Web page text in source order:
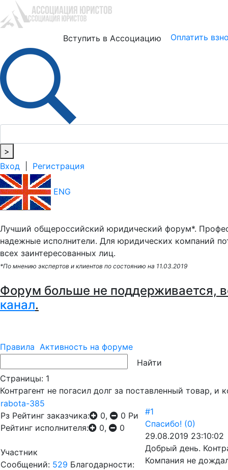
Вступить в Ассоциацию Оплатить
>
Вход
Регистрация
ENG
Лучший общероссийский юридический форум*.
надежные исполнители. Для юридических компаний
всех заинтересованных лиц.
*По мнению экспертов и клиентов по состоянию на 11.03.2019
Форум больше не поддерживается,
канал.
Правила Активность на форуме
Страницы: 1
Контрагент не погасил долг за поставленный товар,
rabota-385
Рз Рейтинг заказчика: 0, 0 Ри
Рейтинг исполнителя:
0, 0
Участник
Сообщений: 529 Благодарности:
#1
Спасибо! (0)
29.08.2019 23:10:02
Добрый день.
Компания не